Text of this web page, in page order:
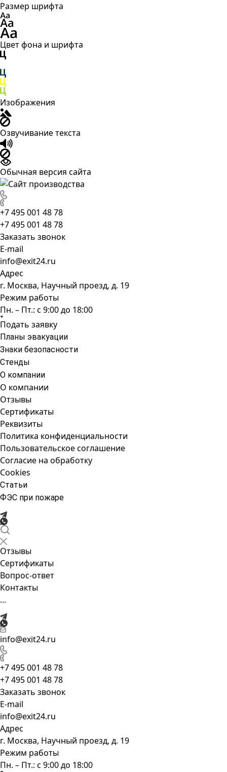
Размер шрифта
Цвет фона и шрифта
Изображения
Озвучивание текста
Обычная версия сайта
+7 495 001 48 78
+7 495 001 48 78
Заказать звонок
E-mail
info@exit24.ru
Адрес
г. Москва, Научный проезд, д. 19
Режим работы
Пн. – Пт.: с 9:00 до 18:00
Подать заявку
Планы эвакуации
Знаки безопасности
Стенды
О компании
О компании
Отзывы
Сертификаты
Реквизиты
Политика конфиденциальности
Пользовательское соглашение
Согласие на обработку
Cookies
Статьи
ФЭС при пожаре
Отзывы
Сертификаты
Вопрос-ответ
Контакты
...
info@exit24.ru
+7 495 001 48 78
+7 495 001 48 78
Заказать звонок
E-mail
info@exit24.ru
Адрес
г. Москва, Научный проезд, д. 19
Режим работы
Пн. – Пт.: с 9:00 до 18:00